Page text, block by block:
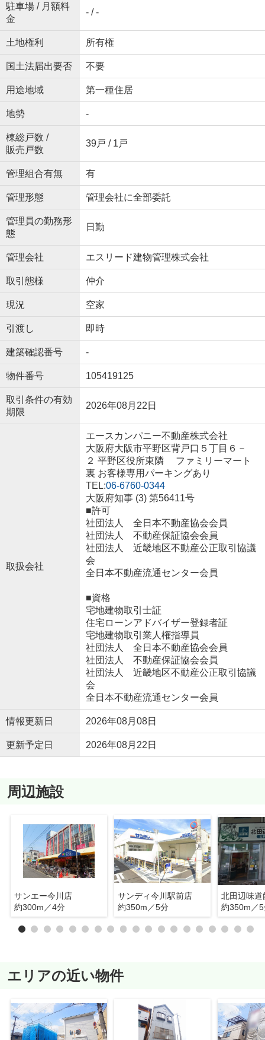
駐車場 / 月額料
金
- / -
土地権利 所有権
国土法届出要否 不要
用途地域 第一種住居
地勢 -
棟総戸数 /
販売戸数
39戸 / 1戸
管理組合有無 有
管理形態 管理会社に全部委託
管理員の勤務形
態
日勤
管理会社 エスリード建物管理株式会社
取引態様 仲介
現況 空家
引渡し 即時
建築確認番号 -
物件番号 105419125
取引条件の有効
期限
2026年08月22日
取扱会社
エースカンパニー不動産株式会社
大阪府大阪市平野区背戸口５丁目６－
２ 平野区役所東隣 ファミリーマート
裏 お客様専用パーキングあり
TEL:06-6760-0344
大阪府知事 (3) 第56411号
■許可
社団法人 全日本不動産協会会員
社団法人 不動産保証協会会員
社団法人 近畿地区不動産公正取引協議
会
全日本不動産流通センター会員
■資格
宅地建物取引士証
住宅ローンアドバイザー登録者証
宅地建物取引業人権指導員
社団法人 全日本不動産協会会員
社団法人 不動産保証協会会員
社団法人 近畿地区不動産公正取引協議
会
全日本不動産流通センター会員
情報更新日 2026年08月08日
更新予定日 2026年08月22日
周辺施設
サンエー今川店
約300m／4分
サンディ今川駅前店
約350m／5分
北田辺味道
約350m／
エリアの近い物件